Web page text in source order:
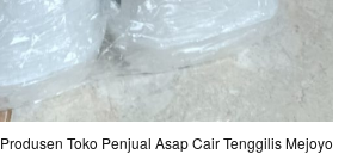
Produsen Toko Penjual Asap Cair Tenggilis Mejoyo